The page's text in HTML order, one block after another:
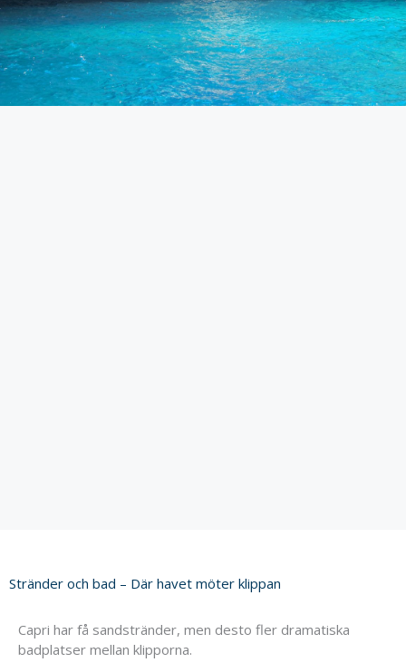
Stränder och bad – Där havet möter klippan
Capri har få sandstränder, men desto fler dramatiska
badplatser mellan klipporna.